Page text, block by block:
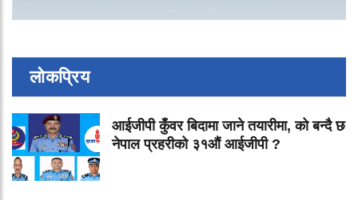
लोकप्रिय
आईजीपी कुँवर बिदामा जाने तयारीमा, को बन्दै छ
नेपाल प्रहरीको ३१औं आईजीपी ?